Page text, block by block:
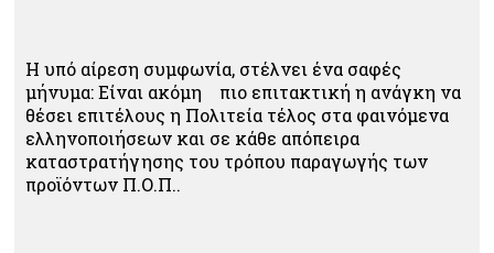
Η υπό αίρεση συμφωνία, στέλνει ένα σαφές
μήνυμα: Είναι ακόμη πιο επιτακτική η ανάγκη να
θέσει επιτέλους η Πολιτεία τέλος στα φαινόμενα
ελληνοποιήσεων και σε κάθε απόπειρα
καταστρατήγησης του τρόπου παραγωγής των
προϊόντων Π.Ο.Π..